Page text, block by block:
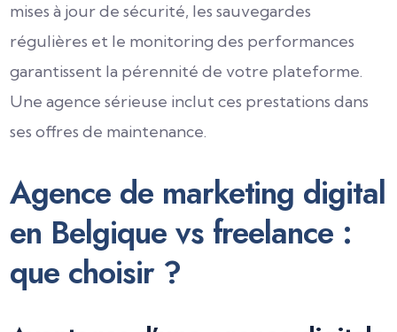
mises à jour de sécurité, les sauvegardes
régulières et le monitoring des performances
garantissent la pérennité de votre plateforme.
Une agence sérieuse inclut ces prestations dans
ses offres de maintenance.
Agence de marketing digital
en Belgique vs freelance :
que choisir ?